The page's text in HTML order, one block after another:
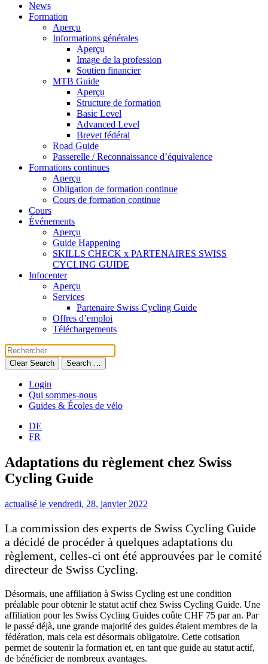
News
Formation
Aperçu
Informations générales
Aperçu
Image de la profession
Soutien financier
MTB Guide
Aperçu
Structure de formation
Basic Level
Advanced Level
Brevet fédéral
Road Guide
Passerelle / Reconnaissance d’équivalence
Formations continues
Aperçu
Obligation de formation continue
Cours de formation continue
Cours
Événements
Aperçu
Guide Happening
SKILLS CHECK x PARTENAIRES SWISS
CYCLING GUIDE
Infocenter
Aperçu
Services
Partenaire Swiss Cycling Guide
Offres d’emploi
Téléchargements
Clear Search Search …
Login
Qui sommes-nous
Guides & Écoles de vélo
DE
FR
Adaptations du règlement chez Swiss
Cycling Guide
actualisé le vendredi, 28. janvier 2022
La commission des experts de Swiss Cycling Guide
a décidé de procéder à quelques adaptations du
règlement, celles-ci ont été approuvées par le comité
directeur de Swiss Cycling.
Désormais, une affiliation à Swiss Cycling est une condition
préalable pour obtenir le statut actif chez Swiss Cycling Guide. Une
affiliation pour les Swiss Cycling Guides coûte CHF 75 par an. Par
le passé déjà, une grande majorité des guides étaient membres de la
fédération, mais cela est désormais obligatoire. Cette cotisation
permet de soutenir la formation et, en tant que guide au statut actif,
de bénéficier de nombreux avantages.